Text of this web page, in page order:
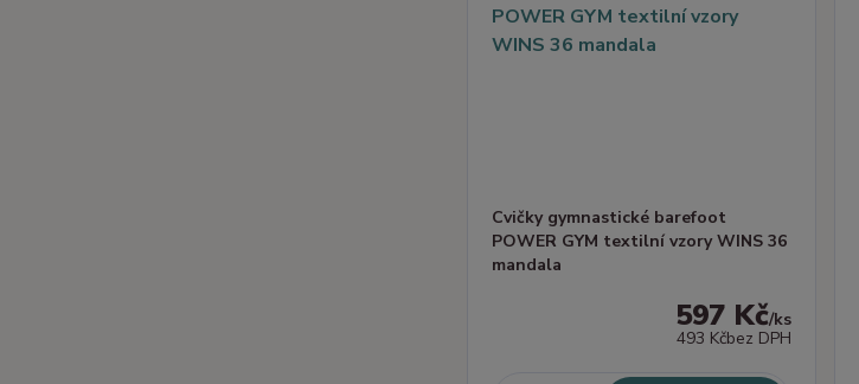
Cvičky gymnastické barefoot
POWER GYM textilní vzory WINS 36
mandala
597 Kč/ks
493 Kčbez DPH